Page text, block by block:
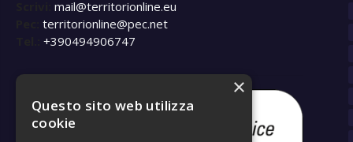
mail@territorionline.eu
territorionline@pec.net
+390494906747
×
Questo sito web utilizza
cookie